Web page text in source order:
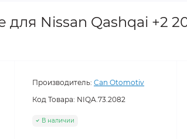
Nissan Qashqai +2
Производитель: Can Otomotiv
Код Товара: NIQA.73.2082
В наличии